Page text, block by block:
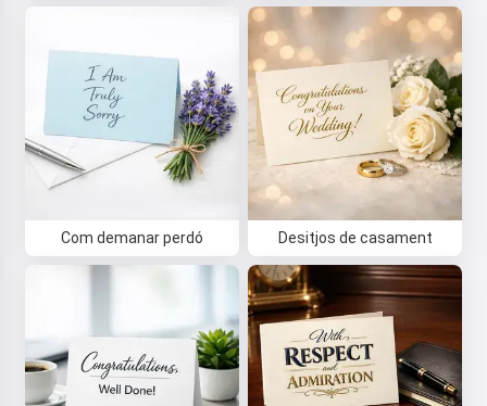
Com demanar perdó Desitjos de casament